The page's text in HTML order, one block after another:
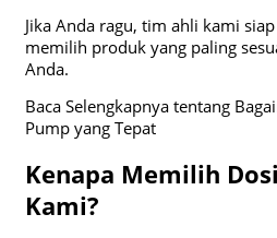
Jika Anda ragu, tim ahli kami
memilih produk yang paling
Anda.
Baca Selengkapnya tentang
Pump yang Tepat
Kenapa Memilih
Kami?